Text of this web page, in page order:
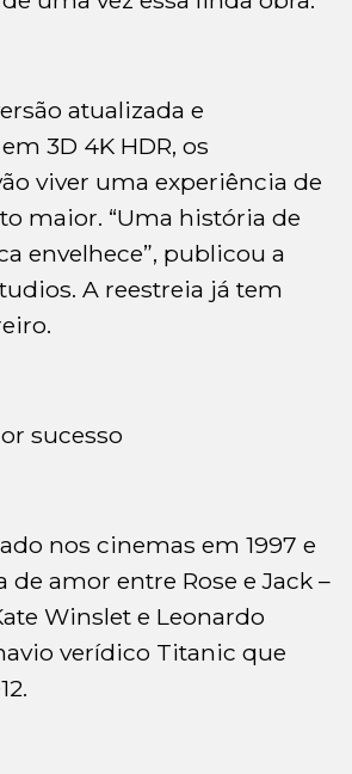
atualizada e
3D 4K HDR, os
viver uma experiência de
maior. “Uma história de
envelhece”, publicou a
A reestreia já tem
sucesso
nos cinemas em 1997 e
amor entre Rose e Jack –
Winslet e Leonardo
verídico Titanic que